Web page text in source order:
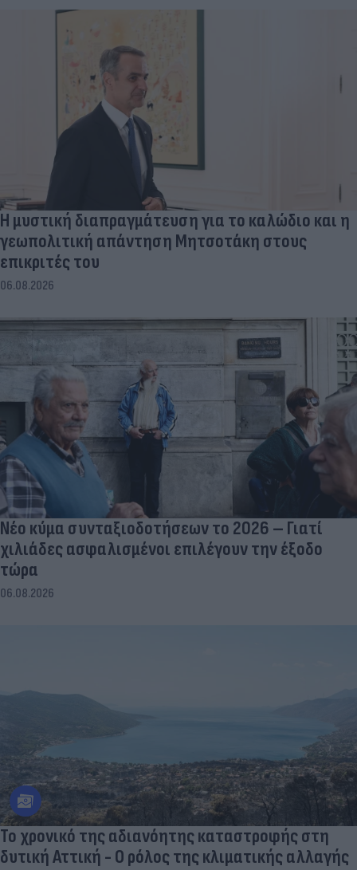
Η μυστική διαπραγμάτευση για το καλώδιο και η
γεωπολιτική απάντηση Μητσοτάκη στους
επικριτές του
06.08.2026
Νέο κύμα συνταξιοδοτήσεων το 2026 – Γιατί
χιλιάδες ασφαλισμένοι επιλέγουν την έξοδο
τώρα
06.08.2026
Το χρονικό της αδιανόητης καταστροφής στη
δυτική Αττική - Ο ρόλος της κλιματικής αλλαγής